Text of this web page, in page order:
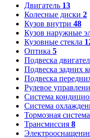
Двигатель 13
Колесные диски 2
Кузов внутри 48
Кузов наружные
Кузовные стекла
Оптика 5
Подвеска
Подвеска задних
Подвеска
Рулевое
Система
Система
Тормозная система
Трансмиссия 8